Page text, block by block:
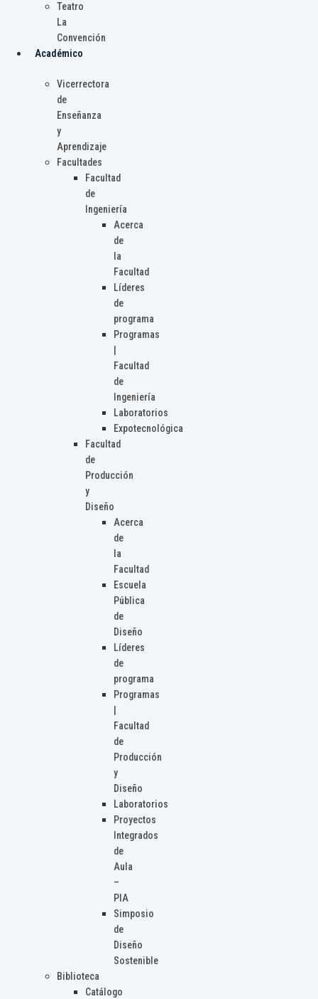
Teatro
La
Convención
Académico
Vicerrectora
de
Enseñanza
y
Aprendizaje
Facultades
Facultad
de
Ingeniería
Acerca
de
la
Facultad
Líderes
de
programa
Programas
Facultad
de
Ingeniería
Laboratorios
Expotecnológica
Facultad
de
Producción
y
Diseño
Acerca
de
la
Facultad
Escuela
Pública
de
Diseño
Líderes
de
programa
Programas
Facultad
de
Producción
y
Diseño
Laboratorios
Proyectos
Integrados
de
Aula
–
PIA
Simposio
de
Diseño
Sostenible
Biblioteca
Catálogo